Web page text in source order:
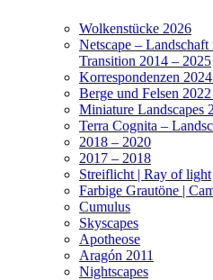
Wolkenstücke 2026
Netscape –
Transition 2014 – 2025
Korrespondenzen
Berge und Felsen
Miniature Landscapes
Terra Cognita –
2018 – 2020
2017 – 2018
Streiflicht | Ray of light
Farbige Grautöne |
Cumulus
Skyscapes
Apotheose
Aragón 2011
Nightscapes